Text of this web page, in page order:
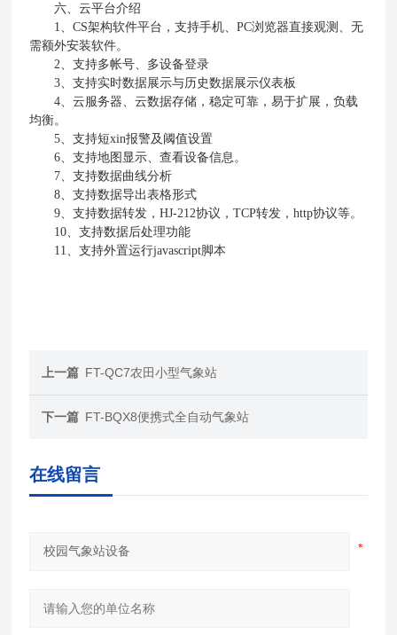
六、云平台介绍
1、CS架构软件平台，支持手机、PC浏览器直接观测、无
需额外安装软件。
2、支持多帐号、多设备登录
3、支持实时数据展示与历史数据展示仪表板
4、云服务器、云数据存储，稳定可靠，易于扩展，负载
均衡。
5、支持短xin报警及阈值设置
6、支持地图显示、查看设备信息。
7、支持数据曲线分析
8、支持数据导出表格形式
9、支持数据转发，HJ-212协议，TCP转发，http协议等。
10、支持数据后处理功能
11、支持外置运行javascript脚本
上一篇 FT-QC7农田小型气象站
下一篇 FT-BQX8便携式全自动气象站
在线留言